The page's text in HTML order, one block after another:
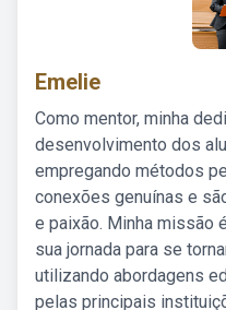
Emelie
Como mentor, minha
desenvolvimento dos
empregando métodos
conexões genuínas e
e paixão. Minha missão
sua jornada para se
utilizando abordagens
pelas principais